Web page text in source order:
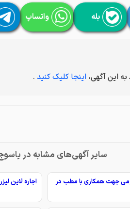
بله واتساپ
این آگهی، اینجا کلیک کنید .
سایر آگهی‌های مشابه در
جهت همکاری با مطب در
اجاره لاین